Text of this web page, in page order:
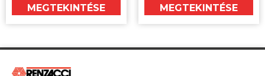
MEGTEKINTÉSE
MEGTEKINTÉSE